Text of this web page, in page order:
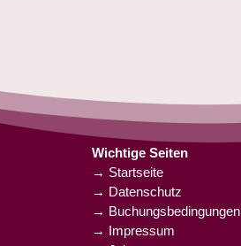
Wichtige Seiten
→ Startseite
→ Datenschutz
→ Buchungsbedingungen
→ Impressum